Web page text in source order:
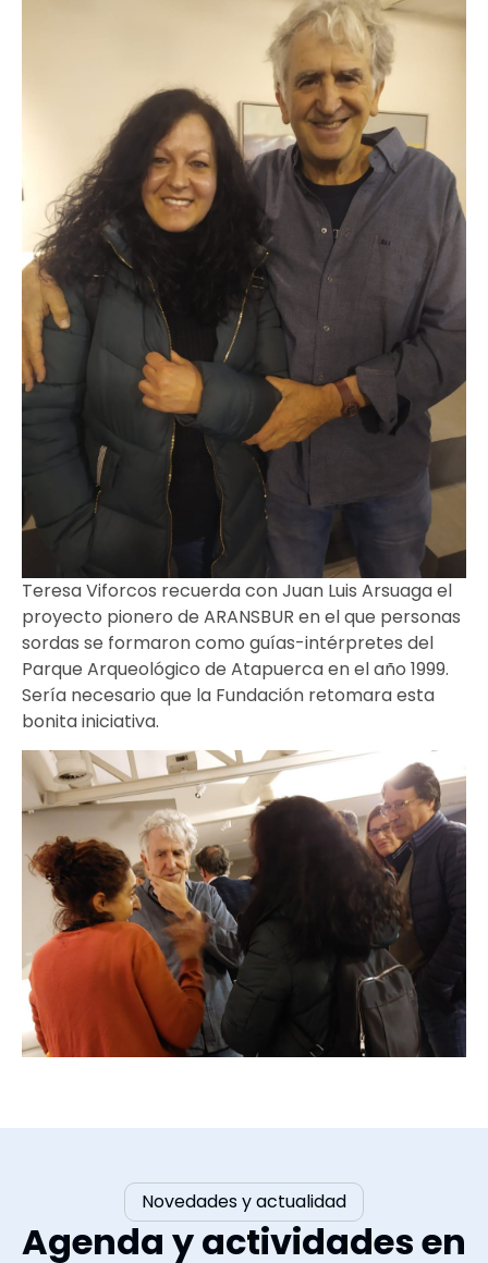
Teresa Viforcos recuerda con Juan Luis Arsuaga el
proyecto pionero de ARANSBUR en el que personas
sordas se formaron como guías-intérpretes del
Parque Arqueológico de Atapuerca en el año 1999.
Sería necesario que la Fundación retomara esta
bonita iniciativa.
Novedades y actualidad
Agenda y actividades en